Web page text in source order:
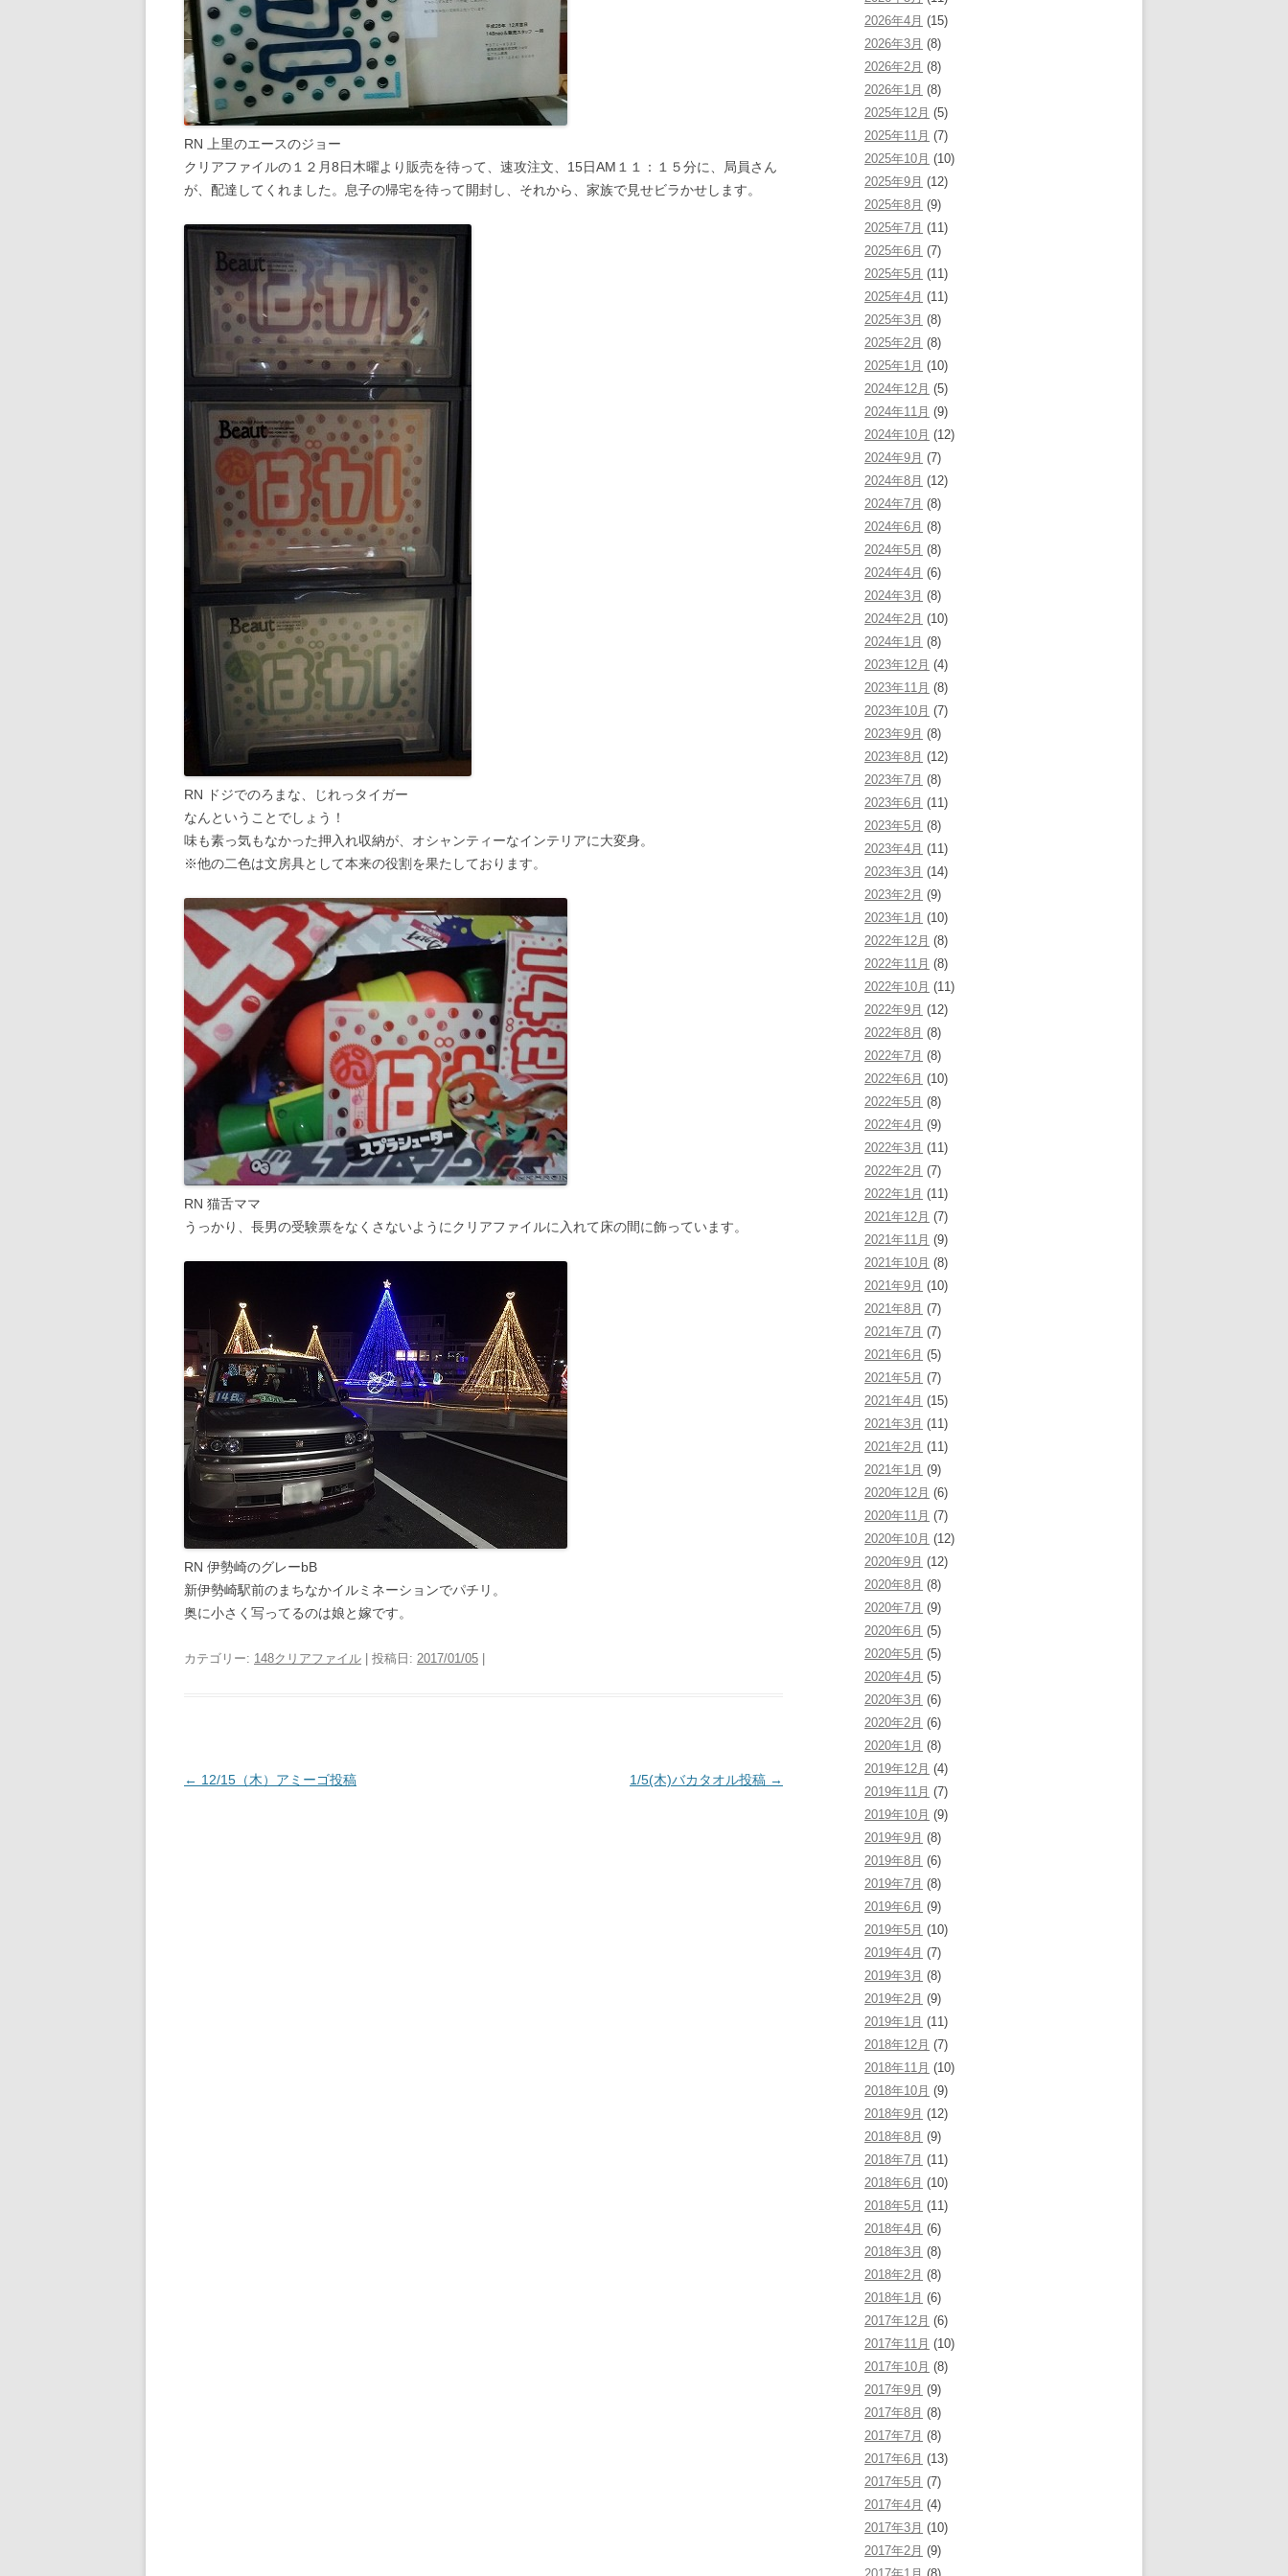
RN 上里のエースのジョー
クリアファイルの１２月8日木曜より販売を待って、速攻注文、15日AM１１：１５分に、局員さん
が、配達してくれました。息子の帰宅を待って開封し、それから、家族で見せビラかせします。
RN ドジでのろまな、じれっタイガー
なんということでしょう！
味も素っ気もなかった押入れ収納が、オシャンティーなインテリアに大変身。
※他の二色は文房具として本来の役割を果たしております。
RN 猫舌ママ
うっかり、長男の受験票をなくさないようにクリアファイルに入れて床の間に飾っています。
RN 伊勢崎のグレーbB
新伊勢崎駅前のまちなかイルミネーションでパチリ。
奥に小さく写ってるのは娘と嫁です。
カテゴリー: 148クリアファイル | 投稿日: 2017/01/05
投
← 12/15（木）アミーゴ投稿 1/5(木)バカタオル投稿 →
2026年4月 (15)
2026年3月 (8)
2026年2月 (8)
2026年1月 (8)
2025年12月 (5)
2025年11月 (7)
2025年10月 (10)
2025年9月 (12)
2025年8月 (9)
2025年7月 (11)
2025年6月 (7)
2025年5月 (11)
2025年4月 (11)
2025年3月 (8)
2025年2月 (8)
2025年1月 (10)
2024年12月 (5)
2024年11月 (9)
2024年10月 (12)
2024年9月 (7)
2024年8月 (12)
2024年7月 (8)
2024年6月 (8)
2024年5月 (8)
2024年4月 (6)
2024年3月 (8)
2024年2月 (10)
2024年1月 (8)
2023年12月 (4)
2023年11月 (8)
2023年10月 (7)
2023年9月 (8)
2023年8月 (12)
2023年7月 (8)
2023年6月 (11)
2023年5月 (8)
2023年4月 (11)
2023年3月 (14)
2023年2月 (9)
2023年1月 (10)
2022年12月 (8)
2022年11月 (8)
2022年10月 (11)
2022年9月 (12)
2022年8月 (8)
2022年7月 (8)
2022年6月 (10)
2022年5月 (8)
2022年4月 (9)
2022年3月 (11)
2022年2月 (7)
2022年1月 (11)
2021年12月 (7)
2021年11月 (9)
2021年10月 (8)
2021年9月 (10)
2021年8月 (7)
2021年7月 (7)
2021年6月 (5)
2021年5月 (7)
2021年4月 (15)
2021年3月 (11)
2021年2月 (11)
2021年1月 (9)
2020年12月 (6)
2020年11月 (7)
2020年10月 (12)
2020年9月 (12)
2020年8月 (8)
2020年7月 (9)
2020年6月 (5)
2020年5月 (5)
2020年4月 (5)
2020年3月 (6)
2020年2月 (6)
2020年1月 (8)
2019年12月 (4)
2019年11月 (7)
2019年10月 (9)
2019年9月 (8)
2019年8月 (6)
2019年7月 (8)
2019年6月 (9)
2019年5月 (10)
2019年4月 (7)
2019年3月 (8)
2019年2月 (9)
2019年1月 (11)
2018年12月 (7)
2018年11月 (10)
2018年10月 (9)
2018年9月 (12)
2018年8月 (9)
2018年7月 (11)
2018年6月 (10)
2018年5月 (11)
2018年4月 (6)
2018年3月 (8)
2018年2月 (8)
2018年1月 (6)
2017年12月 (6)
2017年11月 (10)
2017年10月 (8)
2017年9月 (9)
2017年8月 (8)
2017年7月 (8)
2017年6月 (13)
2017年5月 (7)
2017年4月 (4)
2017年3月 (10)
2017年2月 (9)